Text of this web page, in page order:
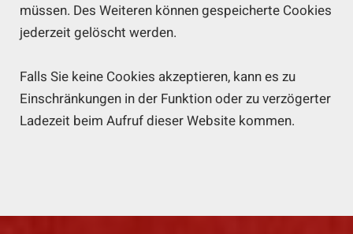
müssen. Des Weiteren können gespeicherte Cookies
jederzeit gelöscht werden.
Falls Sie keine Cookies akzeptieren, kann es zu
Einschränkungen in der Funktion oder zu verzögerter
Ladezeit beim Aufruf dieser Website kommen.